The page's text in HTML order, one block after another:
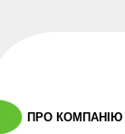
ПРО КОМПАНІЮ